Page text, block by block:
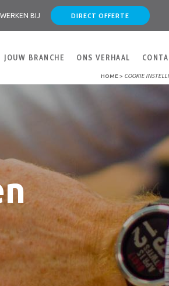
WERKEN BIJ DIRECT OFFERTE
JOUW BRANCHE ONS VERHAAL
HOME> COOKIE